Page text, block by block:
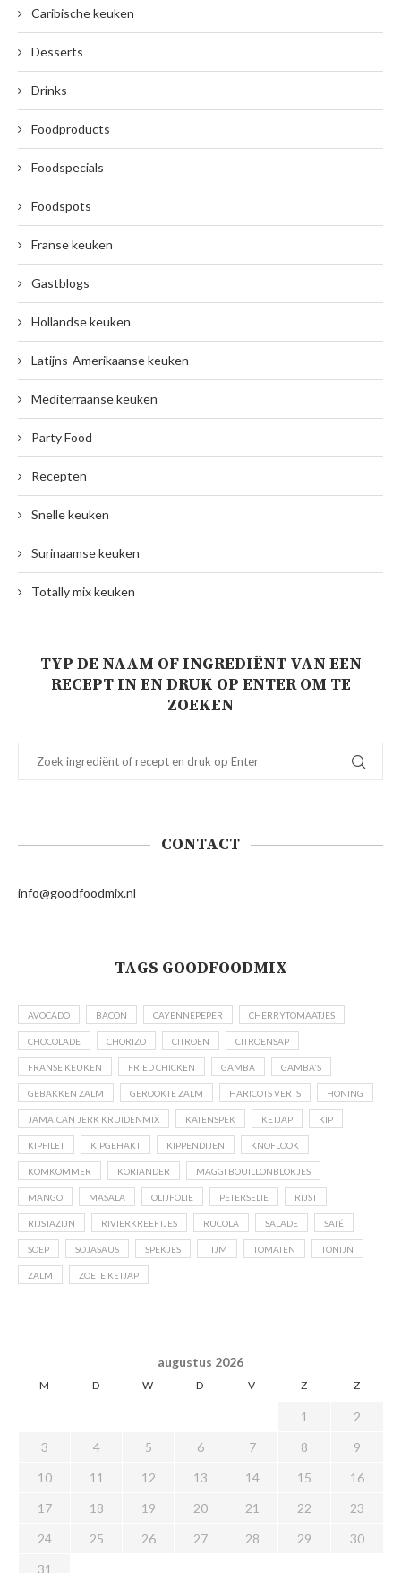
Caribische keuken
Desserts
Drinks
Foodproducts
Foodspecials
Foodspots
Franse keuken
Gastblogs
Hollandse keuken
Latijns-Amerikaanse keuken
Mediterraanse keuken
Party Food
Recepten
Snelle keuken
Surinaamse keuken
Totally mix keuken
TYP DE NAAM OF INGREDIËNT VAN EEN
RECEPT IN EN DRUK OP ENTER OM TE
ZOEKEN
CONTACT
info@goodfoodmix.nl
TAGS GOODFOODMIX
AVOCADO BACON CAYENNEPEPER CHERRYTOMAATJES
CHOCOLADE CHORIZO CITROEN CITROENSAP
FRANSE KEUKEN FRIED CHICKEN GAMBA GAMBA'S
GEBAKKEN ZALM GEROOKTE ZALM HARICOTS VERTS HONING
JAMAICAN JERK KRUIDENMIX KATENSPEK KETJAP KIP
KIPFILET KIPGEHAKT KIPPENDIJEN KNOFLOOK
KOMKOMMER KORIANDER MAGGI BOUILLONBLOKJES
MANGO MASALA OLIJFOLIE PETERSELIE RIJST
RIJSTAZIJN RIVIERKREEFTJES RUCOLA SALADE SATÉ
SOEP SOJASAUS SPEKJES TIJM TOMATEN TONIJN
ZALM ZOETE KETJAP
augustus 2026
M D W D V Z Z
1
2
3
4 5 6 7 8
9
10
11 12 13 14 15
16
17
18 19 20 21 22
23
24
25 26 27 28 29
30
31